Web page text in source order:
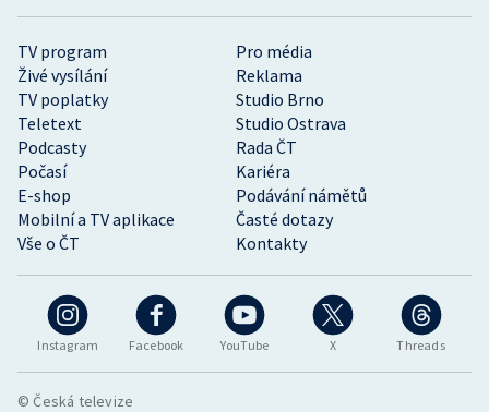
Instagram Facebook YouTube X Threads
TV program
Pro média
Živé vysílání
Reklama
TV poplatky
Studio Brno
Teletext
Studio Ostrava
Podcasty
Rada ČT
Počasí
Kariéra
E-shop
Podávání námětů
Mobilní a TV aplikace
Časté dotazy
Vše o ČT
Kontakty
© Česká televize